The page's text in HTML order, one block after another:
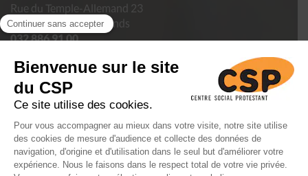
Rue du Temple-Allemand 23
2300 La Chaux-de-Fonds
032 886 91 00
Site de La Jonchère
La Jonchère 40
2043 Boudevilliers
Contactez-nous par e-mail